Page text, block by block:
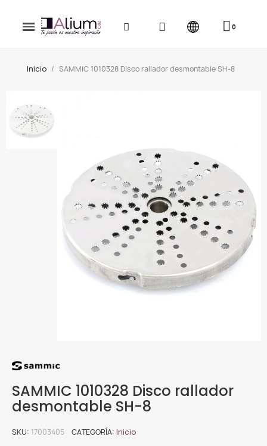
Inicio SAMMIC 1010328 Disco rallador desmontable SH-8
SAMMIC 1010328 Disco rallador
desmontable SH-8
SKU 17003405 CATEGORÍA Inicio